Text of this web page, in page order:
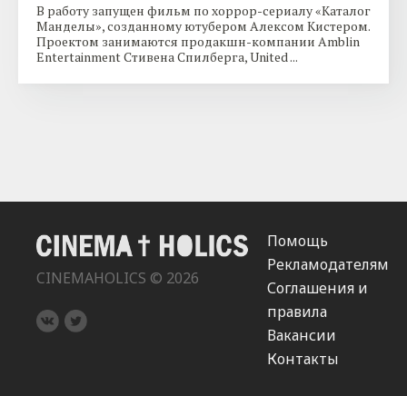
В работу запущен фильм по хоррор-сериалу «Каталог
Манделы», созданному ютубером Алексом Кистером.
Проектом занимаются продакшн-компании Amblin
Entertainment Стивена Спилберга, United ...
CINEMAHOLICS © 2026
Помощь
Рекламодателям
Соглашения и
правила
Вакансии
Контакты